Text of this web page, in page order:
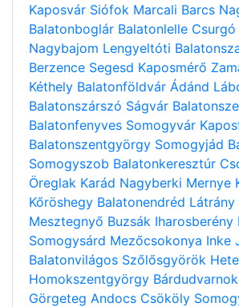
Kaposvár Siófok Marcali Barcs
Balatonboglár Balatonlelle Csurgó
Nagybajom Lengyeltóti
Berzence Segesd Kaposmérő
Kéthely Balatonföldvár Ádánd
Balatonszárszó Ságvár
Balatonfenyves Somogyvár
Balatonszentgyörgy Somogyjád
Somogyszob Balatonkeresztúr
Öreglak Karád Nagyberki Mernye
Kőröshegy Balatonendréd Látrány
Mesztegnyő Buzsák Iharosberény
Somogysárd Mezőcsokonya Inke
Balatonvilágos Szőlősgyörök
Homokszentgyörgy Bárdudvarnok
Görgeteg Andocs Csököly